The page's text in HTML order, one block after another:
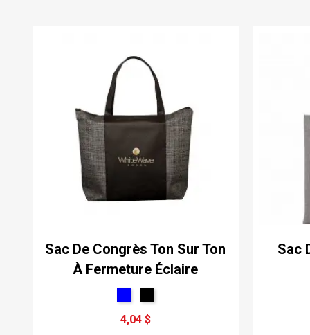
Sac De Congrès Ton Sur Ton
À Fermeture Éclaire
4,04 $
Sac